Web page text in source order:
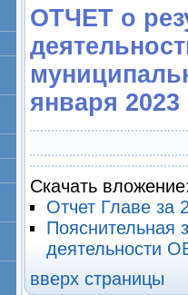
ОТЧЕТ о
января 2023
Скачать
Отчет Главе за
Пояснительная
деятельности
вверх страницы